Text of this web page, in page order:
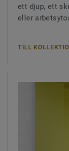
ett djup, ett
eller
TILL